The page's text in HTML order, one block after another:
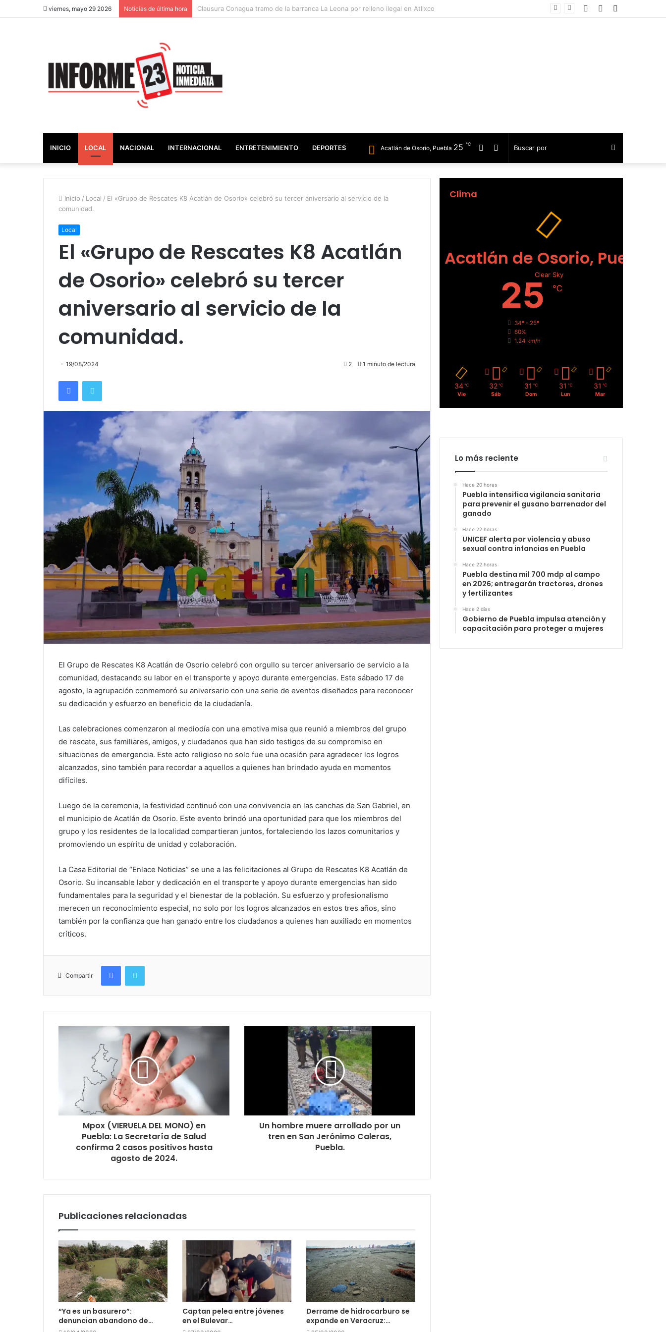
viernes, mayo 29 2026 Noticias de última hora Puebla intensifica vigilancia sanitaria para prevenir el gusano barrenador del ganado Telegram
Facebook
INICIO LOCAL NACIONAL INTERNACIONAL ENTRETENIMIENTO DEPORTES Buscar
por
Telegram
Facebook
Acatlán de Osorio, Puebla 25 ℃
Inicio / Local / El «Grupo de Rescates K8 Acatlán de Osorio» celebró su tercer aniversario al servicio de la
comunidad.
Local
El «Grupo de Rescates K8 Acatlán
de Osorio» celebró su tercer
aniversario al servicio de la
comunidad.
19/08/2024 2 1 minuto de lectura
FacebookTwitter
El Grupo de Rescates K8 Acatlán de Osorio celebró con orgullo su tercer aniversario de servicio a la
comunidad, destacando su labor en el transporte y apoyo durante emergencias. Este sábado 17 de
agosto, la agrupación conmemoró su aniversario con una serie de eventos diseñados para reconocer
su dedicación y esfuerzo en beneficio de la ciudadanía.
Las celebraciones comenzaron al mediodía con una emotiva misa que reunió a miembros del grupo
de rescate, sus familiares, amigos, y ciudadanos que han sido testigos de su compromiso en
situaciones de emergencia. Este acto religioso no solo fue una ocasión para agradecer los logros
alcanzados, sino también para recordar a aquellos a quienes han brindado ayuda en momentos
difíciles.
Luego de la ceremonia, la festividad continuó con una convivencia en las canchas de San Gabriel, en
el municipio de Acatlán de Osorio. Este evento brindó una oportunidad para que los miembros del
grupo y los residentes de la localidad compartieran juntos, fortaleciendo los lazos comunitarios y
promoviendo un espíritu de unidad y colaboración.
La Casa Editorial de “Enlace Noticias” se une a las felicitaciones al Grupo de Rescates K8 Acatlán de
Osorio. Su incansable labor y dedicación en el transporte y apoyo durante emergencias han sido
fundamentales para la seguridad y el bienestar de la población. Su esfuerzo y profesionalismo
merecen un reconocimiento especial, no solo por los logros alcanzados en estos tres años, sino
también por la confianza que han ganado entre los ciudadanos a quienes han auxiliado en momentos
críticos.
Compartir
FacebookTwitter
Mpox (VIERUELA DEL MONO) en
Puebla: La Secretaría de Salud
confirma 2 casos positivos hasta
agosto de 2024.
Un hombre muere arrollado por un
tren en San Jerónimo Caleras,
Puebla.
Publicaciones relacionadas
“Ya es un basurero”:
denuncian abandono de…
Captan pelea entre jóvenes
en el Bulevar…
Derrame de hidrocarburo se
expande en Veracruz:…
Clima
Acatlán de Osorio, Puebla
Clear Sky
25 ℃
34º - 25º
60%
1.24 km/h
34 ℃
Vie
32 ℃
Sáb
31 ℃
Dom
31 ℃
Lun
31 ℃
Mar
Lo más reciente
Hace 20 horas
Puebla intensifica vigilancia sanitaria
para prevenir el gusano barrenador del
ganado
Hace 22 horas
UNICEF alerta por violencia y abuso
sexual contra infancias en Puebla
Hace 22 horas
Puebla destina mil 700 mdp al campo
en 2026; entregarán tractores, drones
y fertilizantes
Hace 2 días
Gobierno de Puebla impulsa atención y
capacitación para proteger a mujeres